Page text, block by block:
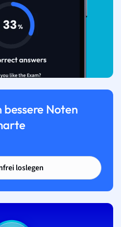
bessere Noten
loslegen